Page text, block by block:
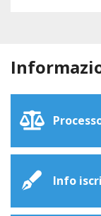
Info